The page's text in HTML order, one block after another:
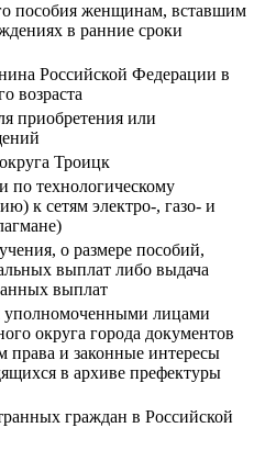
пособия женщинам, вставшим
в ранние сроки
Российской Федерации в
возраста
приобретения или
Троицк
по технологическому
к сетям электро-, газо- и
о размере пособий,
выплат либо выдача
выплат
уполномоченными лицами
округа города документов
права и законные интересы
в архиве префектуры
граждан в Российской